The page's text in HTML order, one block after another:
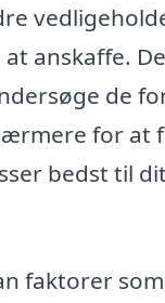
anskaffe.
de
for at
bedst til
faktorer som